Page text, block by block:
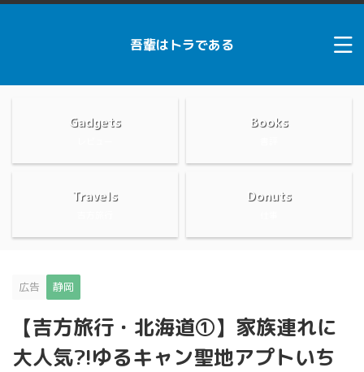
吾輩はトラである
Gadgets Books
Travels Donuts
広告 静岡
【吉方旅行・北海道①】家族連れに
大人気?!ゆるキャン聖地アプトいち